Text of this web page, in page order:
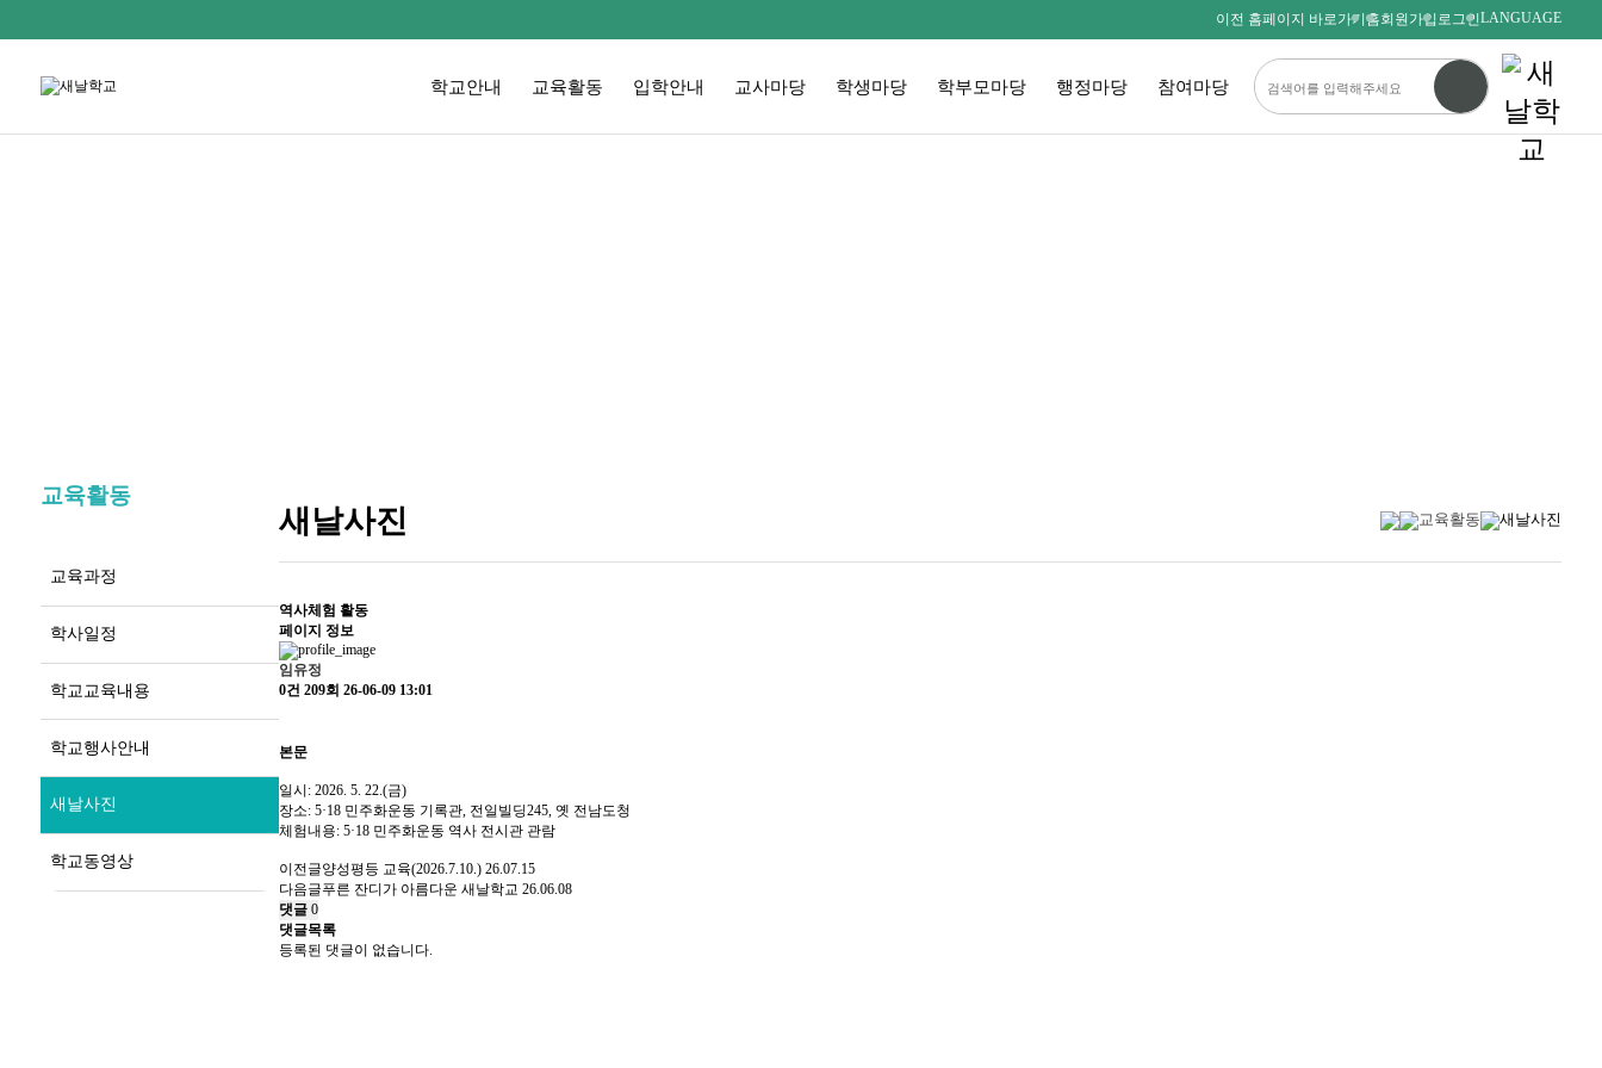
이전 홈페이지 바로가기홈회원가입 로그인LANGUAGE
학교안내 교육활동 입학안내 교사마당 학생마당 학부모마당 행정마당 참여마당
교육활동
교육과정
학사일정
학교교육내용
학교행사안내
새날사진
학교동영상
새날사진 교육활동 새날사진
역사체험 활동
페이지 정보
임유정
0건 209회 26-06-09 13:01
본문
일시: 2026. 5. 22.(금)
장소: 5·18 민주화운동 기록관, 전일빌딩245, 옛 전남도청
체험내용: 5·18 민주화운동 역사 전시관 관람
이전글양성평등 교육(2026.7.10.) 26.07.15
다음글푸른 잔디가 아름다운 새날학교 26.06.08
댓글0
댓글목록
등록된 댓글이 없습니다.